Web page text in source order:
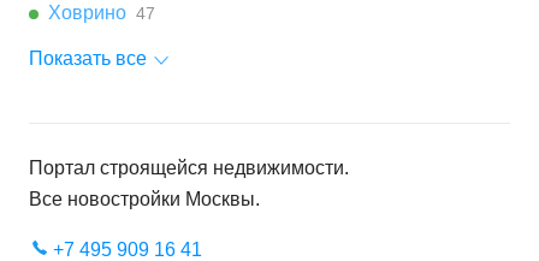
Ховрино 47
Показать все
Портал строящейся недвижимости.
Все новостройки Москвы.
+7 495 909 16 41